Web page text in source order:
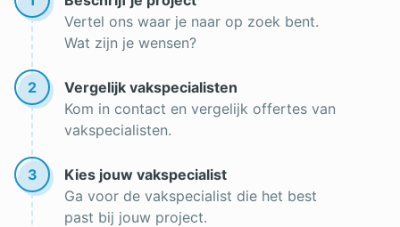
Vertel ons waar je naar op zoek bent.
Wat zijn je wensen?
2
Vergelijk vakspecialisten
Kom in contact en vergelijk offertes van
vakspecialisten.
3
Kies jouw vakspecialist
Ga voor de vakspecialist die het best
past bij jouw project.